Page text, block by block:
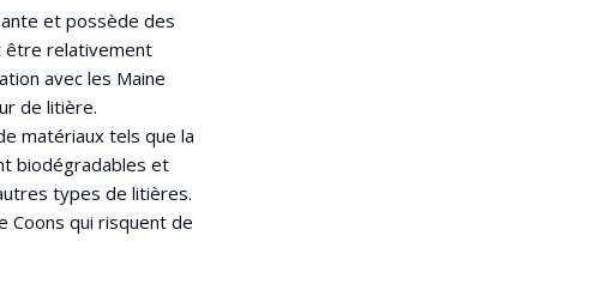
et possède des
être relativement
avec les Maine
de litière.
matériaux tels que la
biodégradables et
types de litières.
Coons qui risquent de